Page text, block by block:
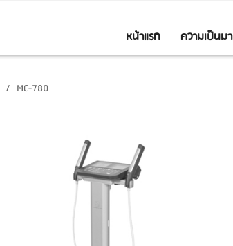
หน้าแรก ความเป็นมา
MC-780